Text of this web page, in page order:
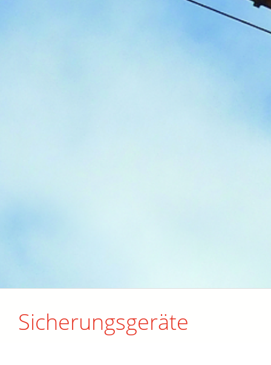
Sicherungsgeräte